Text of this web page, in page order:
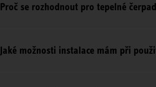
Proč se rozhodnout pro tepelné
Jaké možnosti instalace mám při